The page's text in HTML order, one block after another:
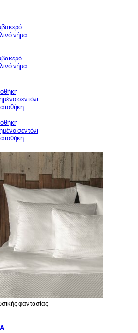
νήμα
νήμα
σεντόνι
σεντόνι
φαντασίας